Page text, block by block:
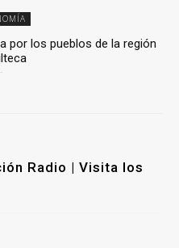
por los pueblos de la región
Radio | Visita los